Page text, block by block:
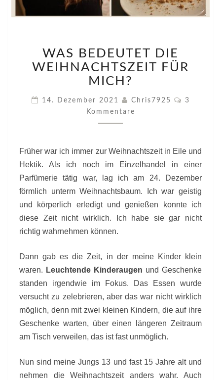
BEDEUTET
DIE
WEIHNACHTSZEIT
FÜR
MICH?
WAS BEDEUTET DIE
WEIHNACHTSZEIT FÜR
MICH?
14. Dezember 2021 Chris7925
3
Kommentare
Früher war ich immer zur Weihnachtszeit in Eile und
Hektik. Als ich noch im Einzelhandel in einer
Parfümerie tätig war, lag ich am 24. Dezember
förmlich unterm Weihnachtsbaum. Ich war geistig
und körperlich erledigt und genießen konnte ich
diese Zeit nicht wirklich. Ich habe sie gar nicht
richtig wahrnehmen können.
Dann gab es die Zeit, in der meine Kinder klein
waren. Leuchtende Kinderaugen und Geschenke
standen irgendwie im Fokus. Das Essen wurde
versucht zu zelebrieren, aber das war nicht wirklich
möglich, denn mit zwei kleinen Kindern, die auf ihre
Geschenke warten, über einen längeren Zeitraum
am Tisch verweilen, das ist fast unmöglich.
Nun sind meine Jungs 13 und fast 15 Jahre alt und
nehmen die Weihnachtszeit anders wahr. Auch